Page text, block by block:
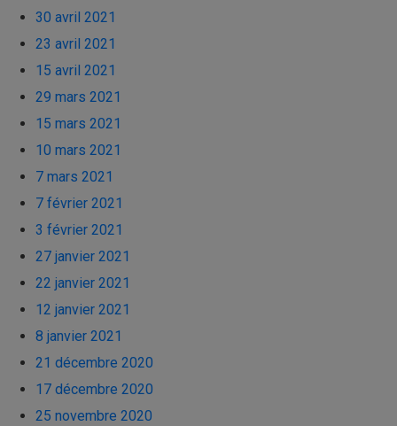
30 avril 2021
23 avril 2021
15 avril 2021
29 mars 2021
15 mars 2021
10 mars 2021
7 mars 2021
7 février 2021
3 février 2021
27 janvier 2021
22 janvier 2021
12 janvier 2021
8 janvier 2021
21 décembre 2020
17 décembre 2020
25 novembre 2020